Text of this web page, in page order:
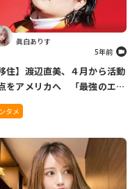
眞白ありす
5年前
移住】渡辺直美、４月から活動
をアメリカへ 「最強のエン
テイナーになれるように」
タメ